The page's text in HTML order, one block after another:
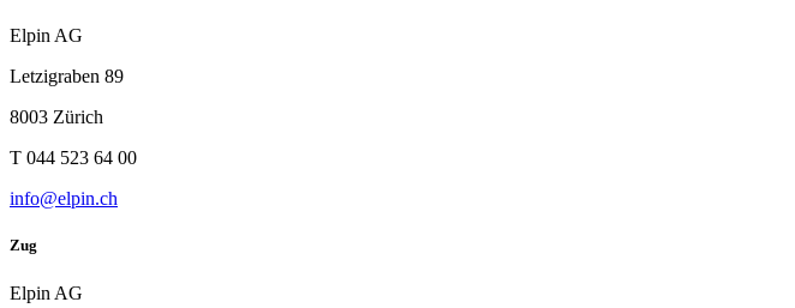
Elpin AG
Letzigraben 89
8003 Zürich
T 044 523 64 00
info@elpin.ch
Zug
Elpin AG